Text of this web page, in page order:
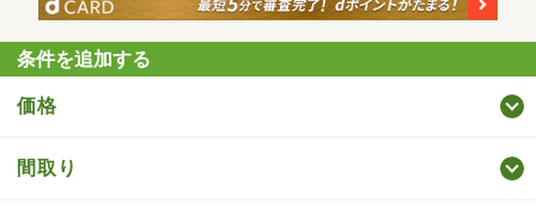
条件を追加する
価格
間取り